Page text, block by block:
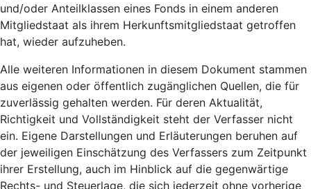
und/oder Anteilklassen eines Fonds in einem anderen
Mitgliedstaat als ihrem Herkunftsmitgliedstaat getroffen
hat, wieder aufzuheben.
Alle weiteren Informationen in diesem Dokument stammen
aus eigenen oder öffentlich zugänglichen Quellen, die für
zuverlässig gehalten werden. Für deren Aktualität,
Richtigkeit und Vollständigkeit steht der Verfasser nicht
ein. Eigene Darstellungen und Erläuterungen beruhen auf
der jeweiligen Einschätzung des Verfassers zum Zeitpunkt
ihrer Erstellung, auch im Hinblick auf die gegenwärtige
Rechts- und Steuerlage, die sich jederzeit ohne vorherige